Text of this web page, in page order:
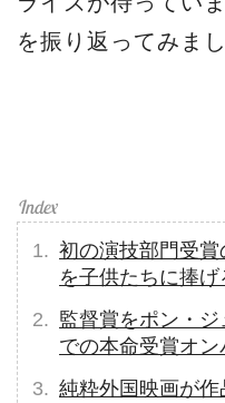
を振り返ってみまし
初の演技部門受
を子供たちに捧
監督賞をポン・
での本命受賞オ
純粋外国映画が